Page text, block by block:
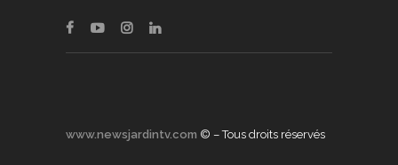
www.newsjardintv.com © – Tous droits réservés